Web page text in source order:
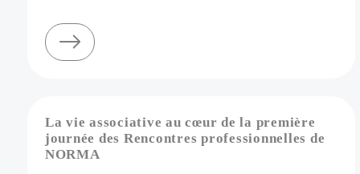
La vie associative au cœur de la première
journée des Rencontres professionnelles de
NORMA